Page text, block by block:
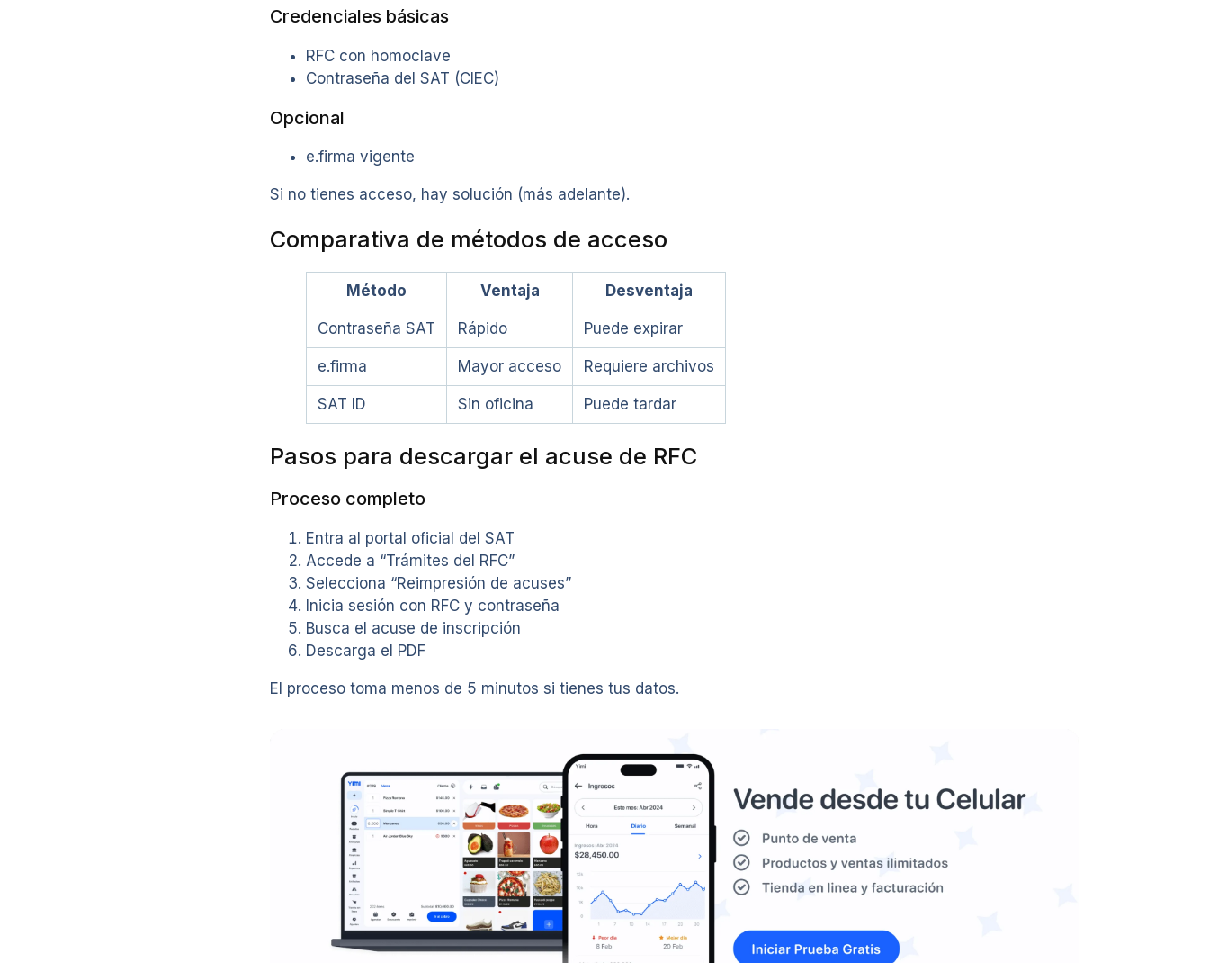
Credenciales básicas
RFC con homoclave
Contraseña del SAT (CIEC)
Opcional
e.firma vigente
Si no tienes acceso, hay solución (más adelante).
Comparativa de métodos de acceso
Método Ventaja Desventaja
Contraseña SAT Rápido Puede expirar
e.firma Mayor acceso Requiere archivos
SAT ID Sin oficina Puede tardar
Pasos para descargar el acuse de RFC
Proceso completo
Entra al portal oficial del SAT
Accede a “Trámites del RFC”
Selecciona “Reimpresión de acuses”
Inicia sesión con RFC y contraseña
Busca el acuse de inscripción
Descarga el PDF
El proceso toma menos de 5 minutos si tienes tus datos.